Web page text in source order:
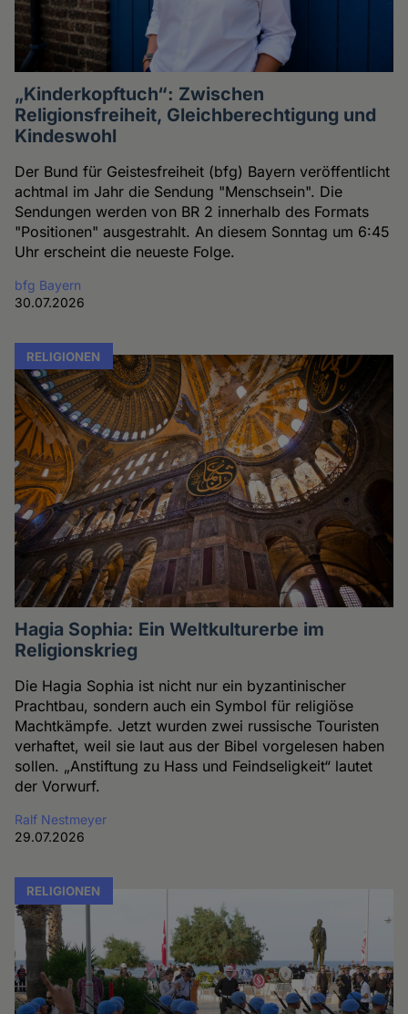
„Kinderkopftuch“: Zwischen
Religionsfreiheit, Gleichberechtigung und
Kindeswohl
Der Bund für Geistesfreiheit (bfg) Bayern veröffentlicht
achtmal im Jahr die Sendung "Menschsein". Die
Sendungen werden von BR 2 innerhalb des Formats
"Positionen" ausgestrahlt. An diesem Sonntag um 6:45
Uhr erscheint die neueste Folge.
bfg Bayern
30.07.2026
RELIGIONEN
Hagia Sophia: Ein Weltkulturerbe im
Religionskrieg
Die Hagia Sophia ist nicht nur ein byzantinischer
Prachtbau, sondern auch ein Symbol für religiöse
Machtkämpfe. Jetzt wurden zwei russische Touristen
verhaftet, weil sie laut aus der Bibel vorgelesen haben
sollen. „Anstiftung zu Hass und Feindseligkeit“ lautet
der Vorwurf.
Ralf Nestmeyer
29.07.2026
RELIGIONEN